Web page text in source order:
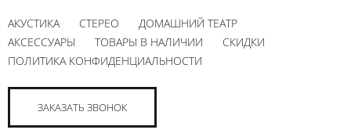
АКУСТИКА СТЕРЕО
ДОМАШНИЙ ТЕАТР
АКСЕССУАРЫ
ТОВАРЫ В НАЛИЧИИ
СКИДКИ
ПОЛИТИКА КОНФИДЕНЦИАЛЬНОСТИ
ЗАКАЗАТЬ ЗВОНОК